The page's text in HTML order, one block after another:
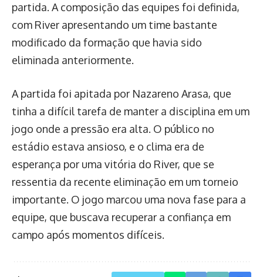
partida. A composição das equipes foi definida,
com River apresentando um time bastante
modificado da formação que havia sido
eliminada anteriormente.
A partida foi apitada por Nazareno Arasa, que
tinha a difícil tarefa de manter a disciplina em um
jogo onde a pressão era alta. O público no
estádio estava ansioso, e o clima era de
esperança por uma vitória do River, que se
ressentia da recente eliminação em um torneio
importante. O jogo marcou uma nova fase para a
equipe, que buscava recuperar a confiança em
campo após momentos difíceis.